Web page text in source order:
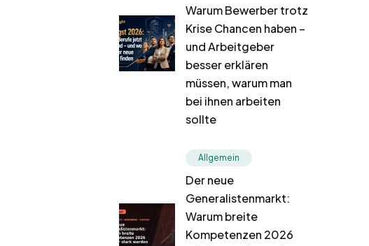
Warum Bewerber trotz
Krise Chancen haben –
und Arbeitgeber
besser erklären
müssen, warum man
bei ihnen arbeiten
sollte
Allgemein
Der neue
Generalistenmarkt:
Warum breite
Kompetenzen 2026